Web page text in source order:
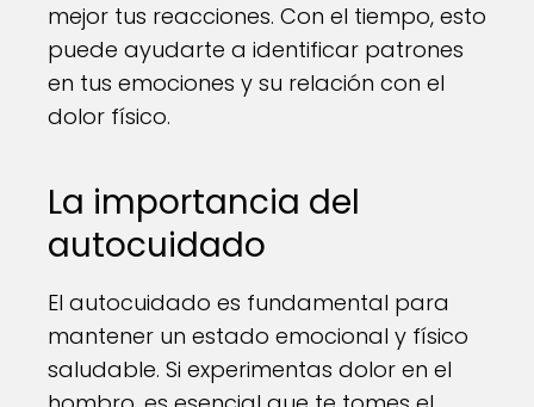
mejor tus reacciones. Con el tiempo, esto
puede ayudarte a identificar patrones
en tus emociones y su relación con el
dolor físico.
La importancia del
autocuidado
El autocuidado es fundamental para
mantener un estado emocional y físico
saludable. Si experimentas dolor en el